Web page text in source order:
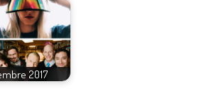
2017